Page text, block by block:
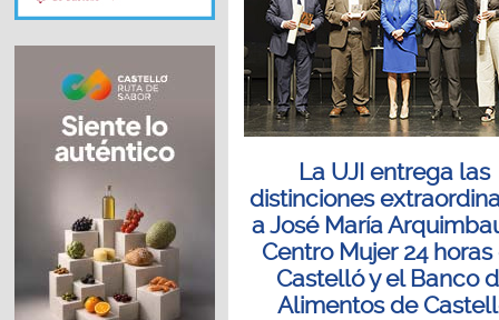
La UJI entrega las
distinciones
a José María
Centro Mujer 24 horas
Castelló y el Banco
Alimentos de